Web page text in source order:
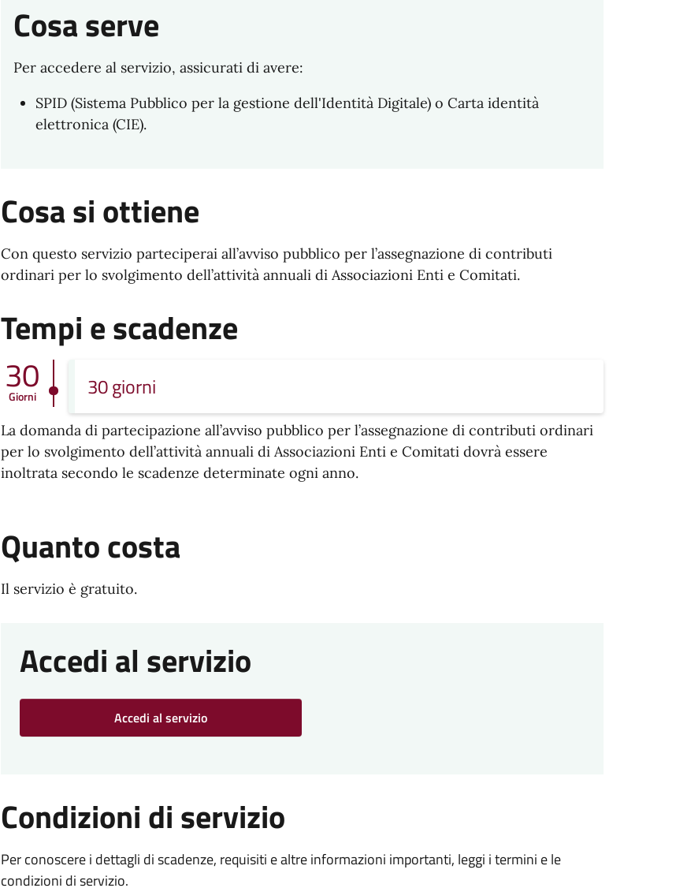
Cosa serve
Per accedere al servizio, assicurati di avere:
SPID (Sistema Pubblico per la gestione dell'Identità Digitale) o Carta identità
elettronica (CIE).
Cosa si ottiene
Con questo servizio parteciperai all’avviso pubblico per l’assegnazione di contributi
ordinari per lo svolgimento dell’attività annuali di Associazioni Enti e Comitati.
Tempi e scadenze
30
Giorni 30 giorni
La domanda di partecipazione all’avviso pubblico per l’assegnazione di contributi ordinari
per lo svolgimento dell’attività annuali di Associazioni Enti e Comitati dovrà essere
inoltrata secondo le scadenze determinate ogni anno.
Quanto costa
Il servizio è gratuito.
Accedi al servizio
Accedi al servizio
Condizioni di servizio
Per conoscere i dettagli di scadenze, requisiti e altre informazioni importanti, leggi i termini e le
condizioni di servizio.